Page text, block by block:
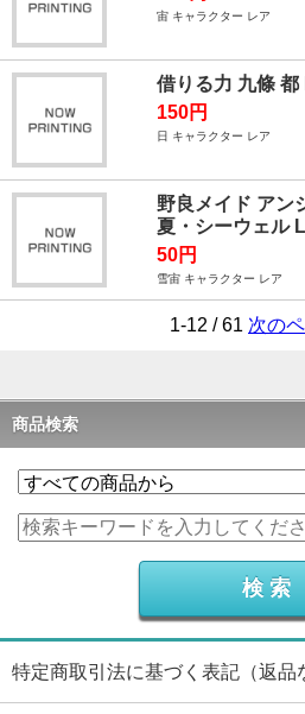
宙 キャラクター レア
借りる力 九條 都
150円
日 キャラクター レア
野良メイド アン
夏・シーウェル
50円
雪宙 キャラクター レア
1-12 / 61 次の
商品検索
特定商取引法に基づく表記（返品